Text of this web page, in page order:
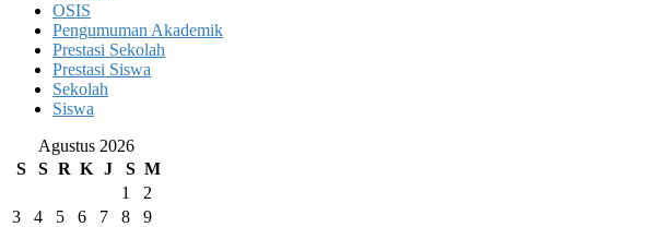
OSIS
Pengumuman Akademik
Prestasi Sekolah
Prestasi Siswa
Sekolah
Siswa
Agustus 2026
S
S R K J S M
1
2
3
4 5 6 7 8
9